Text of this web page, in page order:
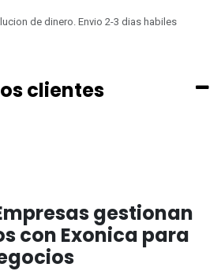
de dinero. Envio 2-3 dias habiles
clientes
gestionan
con Exonica para